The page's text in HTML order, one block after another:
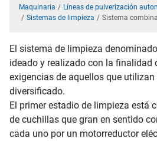
Maquinaria
Líneas de pulverización
Sistemas de limpieza
Sistema
El sistema de limpieza
ideado y realizado con la finalidad
exigencias de aquellos que
diversificado.
El primer estadio de limpieza está
de cuchillas que gran en sentido
cada uno por un motorreductor